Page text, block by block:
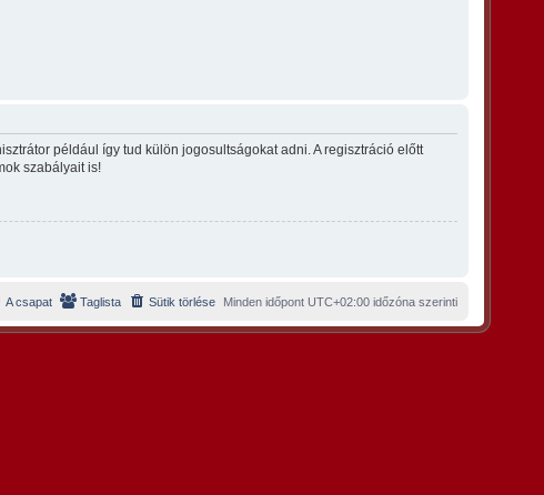
például így tud külön jogosultságokat adni. A regisztráció előtt
szabályait is!
Minden időpont UTC+02:00időzóna szerinti
Sütik törlése
Taglista
A csapat